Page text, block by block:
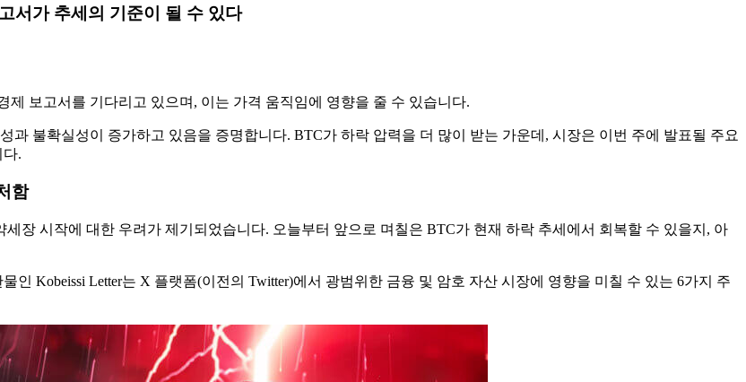
서가 추세의 기준이 될 수 있다
보고서를 기다리고 있으며, 이는 가격 움직임에 영향을 줄 수 있습니다.
불확실성이 증가하고 있음을 증명합니다. BTC가 하락 압력을 더 많이 받는 가운데, 시장은 이번 주에 발표될 주요
.
함
장 시작에 대한 우려가 제기되었습니다. 오늘부터 앞으로 며칠은 BTC가 현재 하락 추세에서 회복할 수 있을지, 아
Kobeissi Letter는 X 플랫폼(이전의 Twitter)에서 광범위한 금융 및 암호 자산 시장에 영향을 미칠 수 있는 6가지 주